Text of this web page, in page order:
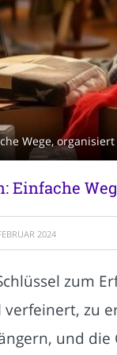
Wege,
Einfache
2024
zum
zu
und